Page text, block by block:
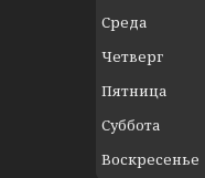
Среда
Четверг
Пятница
Суббота
Воскресенье